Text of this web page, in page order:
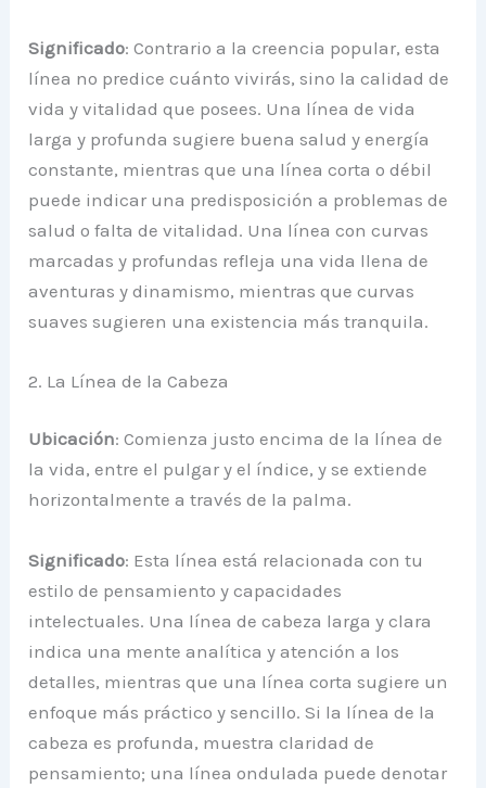
Significado: Contrario a la creencia popular, esta
línea no predice cuánto vivirás, sino la calidad de
vida y vitalidad que posees. Una línea de vida
larga y profunda sugiere buena salud y energía
constante, mientras que una línea corta o débil
puede indicar una predisposición a problemas de
salud o falta de vitalidad. Una línea con curvas
marcadas y profundas refleja una vida llena de
aventuras y dinamismo, mientras que curvas
suaves sugieren una existencia más tranquila.
2. La Línea de la Cabeza
Ubicación: Comienza justo encima de la línea de
la vida, entre el pulgar y el índice, y se extiende
horizontalmente a través de la palma.
Significado: Esta línea está relacionada con tu
estilo de pensamiento y capacidades
intelectuales. Una línea de cabeza larga y clara
indica una mente analítica y atención a los
detalles, mientras que una línea corta sugiere un
enfoque más práctico y sencillo. Si la línea de la
cabeza es profunda, muestra claridad de
pensamiento; una línea ondulada puede denotar